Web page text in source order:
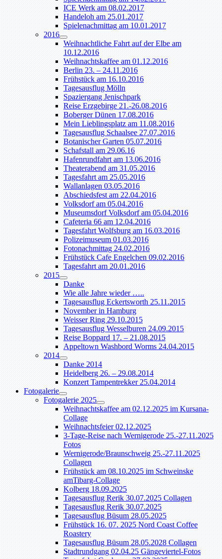
ICE Werk am 08.02.2017
Handeloh am 25.01.2017
Spielenachmittag am 10.01.2017
2016
Weihnachtliche Fahrt auf der Elbe am
10.12.2016
Weihnachtskaffee am 01.12.2016
Berlin 23. – 24.11.2016
Frühstück am 16.10.2016
Tagesausflug Mölln
Spaziergang Jenischpark
Reise Erzgebirge 21.-26.08.2016
Boberger Dünen 17.08.2016
Mein Lieblingsplatz am 11.08.2016
Tagesausflug Schaalsee 27.07.2016
Botanischer Garten 05.07.2016
Schafstall am 29.06.16
Hafenrundfahrt am 13.06.2016
Theaterabend am 31.05.2016
Tagesfahrt am 25.05.2016
Wallanlagen 03.05.2016
Abschiedsfest am 22.04.2016
Volksdorf am 05.04.2016
Museumsdorf Volksdorf am 05.04.2016
Cafeteria 66 am 12.04.2016
Tagesfahrt Wolfsburg am 16.03.2016
Polizeimuseum 01.03.2016
Fotonachmittag 24.02.2016
Frühstück Cafe Engelchen 09.02.2016
Tagesfahrt am 20.01.2016
2015
Danke
Wie alle Jahre wieder …..
Tagesausflug Eckertsworth 25.11.2015
November in Hamburg
Weisser Ring 29.10.2015
Tagesausflug Wesselburen 24.09.2015
Reise Boppard 17. – 21.08.2015
Appeltown Washbord Worms 24.04.2015
2014
Danke 2014
Heidelberg 26. – 29.08.2014
Konzert Tampentrekker 25.04.2014
Fotogalerie
Fotogalerie 2025
Weihnachtskaffee am 02.12.2025 im Kursana-
Collage
Weihnachtsfeier 02.12.2025
3-Tage-Reise nach Wernigerode 25.-27.11.2025
Fotos
Wernigerode/Braunschweig 25.-27.11.2025
Collagen
Frühstück am 08.10.2025 im Schweinske
amTibarg-Collage
Kolberg 18.09.2025
Tagesausflug Rerik 30.07.2025 Collagen
Tagesausflug Rerik 30.07.2025
Tagesausflug Büsum 28.05.2025
Frühstück 16. 07. 2025 Nord Coast Coffee
Roastery
Tagesausflug Büsum 28.05.2028 Collagen
Stadtrundgang 02.04.25 Gängeviertel-Fotos